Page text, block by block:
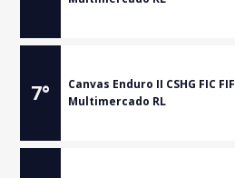
7°
Canvas Enduro II CSHG FIC FIF
Multimercado RL